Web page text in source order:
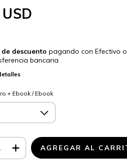
de descuento pagando con Efectivo o
bancaria
+ Ebook / Ebook